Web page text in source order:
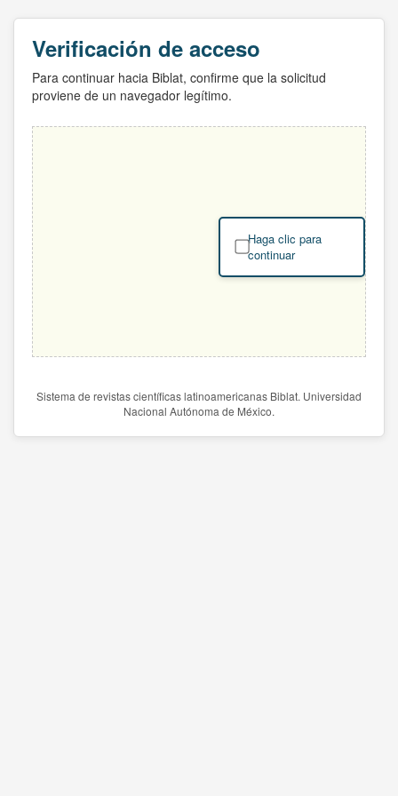
Verificación de acceso
Para continuar hacia Biblat, confirme que la solicitud
proviene de un navegador legítimo.
Haga clic para
continuar
Sistema de revistas científicas latinoamericanas Biblat. Universidad
Nacional Autónoma de México.